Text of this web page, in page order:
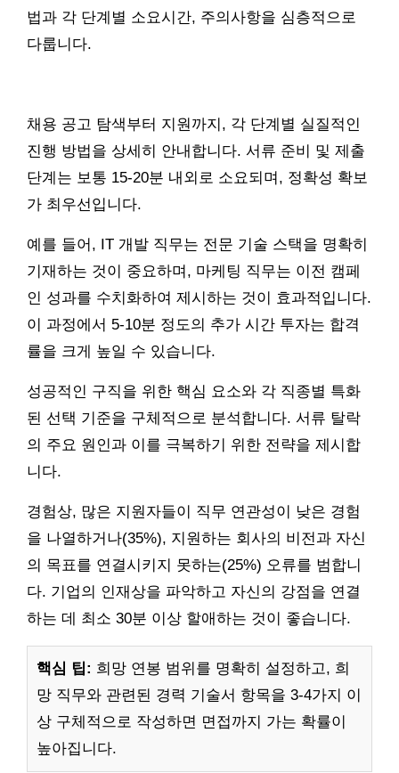
법과 각 단계별 소요시간, 주의사항을 심층적으로
다룹니다.
채용 공고 탐색부터 지원까지, 각 단계별 실질적인
진행 방법을 상세히 안내합니다. 서류 준비 및 제출
단계는 보통 15-20분 내외로 소요되며, 정확성 확보
가 최우선입니다.
예를 들어, IT 개발 직무는 전문 기술 스택을 명확히
기재하는 것이 중요하며, 마케팅 직무는 이전 캠페
인 성과를 수치화하여 제시하는 것이 효과적입니다.
이 과정에서 5-10분 정도의 추가 시간 투자는 합격
률을 크게 높일 수 있습니다.
성공적인 구직을 위한 핵심 요소와 각 직종별 특화
된 선택 기준을 구체적으로 분석합니다. 서류 탈락
의 주요 원인과 이를 극복하기 위한 전략을 제시합
니다.
경험상, 많은 지원자들이 직무 연관성이 낮은 경험
을 나열하거나(35%), 지원하는 회사의 비전과 자신
의 목표를 연결시키지 못하는(25%) 오류를 범합니
다. 기업의 인재상을 파악하고 자신의 강점을 연결
하는 데 최소 30분 이상 할애하는 것이 좋습니다.
핵심 팁: 희망 연봉 범위를 명확히 설정하고, 희
망 직무와 관련된 경력 기술서 항목을 3-4가지 이
상 구체적으로 작성하면 면접까지 가는 확률이
높아집니다.